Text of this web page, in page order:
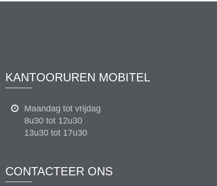
KANTOORUREN MOBITEL
Maandag tot vrijdag
8u30 tot 12u30
13u30 tot 17u30
CONTACTEER ONS